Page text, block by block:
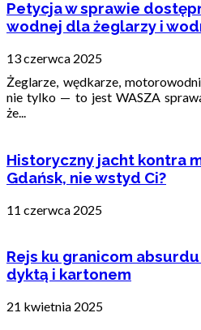
Petycja w sprawie
wodnej dla żeglarzy i
13 czerwca 2025
Żeglarze, wędkarze,
nie tylko — to jest WASZA
że...
Historyczny jacht kontra
Gdańsk, nie wstyd Ci?
11 czerwca 2025
Rejs ku granicom
dyktą i kartonem
21 kwietnia 2025